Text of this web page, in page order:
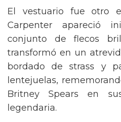
El vestuario fue otro
Carpenter apareció
conjunto de flecos
transformó en un
bordado de strass y
lentejuelas,
Britney Spears en
legendaria.